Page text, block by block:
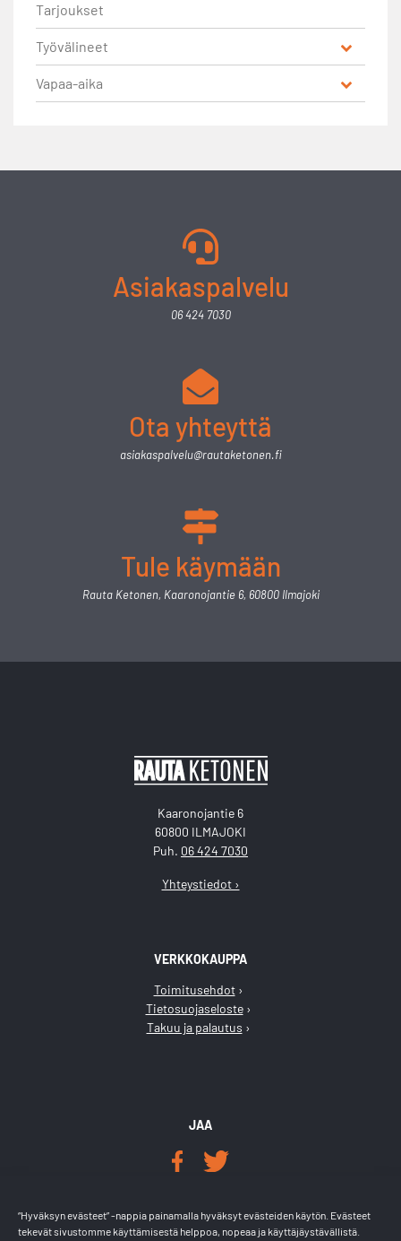
“Hyväksyn evästeet” -nappia painamalla hyväksyt evästeiden käytön. Evästeet
tekevät sivustomme käyttämisestä helppoa, nopeaa ja käyttäjäystävällistä.
Tarjoukset
Työvälineet
Vapaa-aika
Asiakaspalvelu
06 424 7030
Ota yhteyttä
asiakaspalvelu@rautaketonen.fi
Tule käymään
Rauta Ketonen, Kaaronojantie 6, 60800 Ilmajoki
Kaaronojantie 6
60800 ILMAJOKI
Puh. 06 424 7030
Yhteystiedot ›
VERKKOKAUPPA
Toimitusehdot
Tietosuojaseloste
Takuu ja palautus
JAA